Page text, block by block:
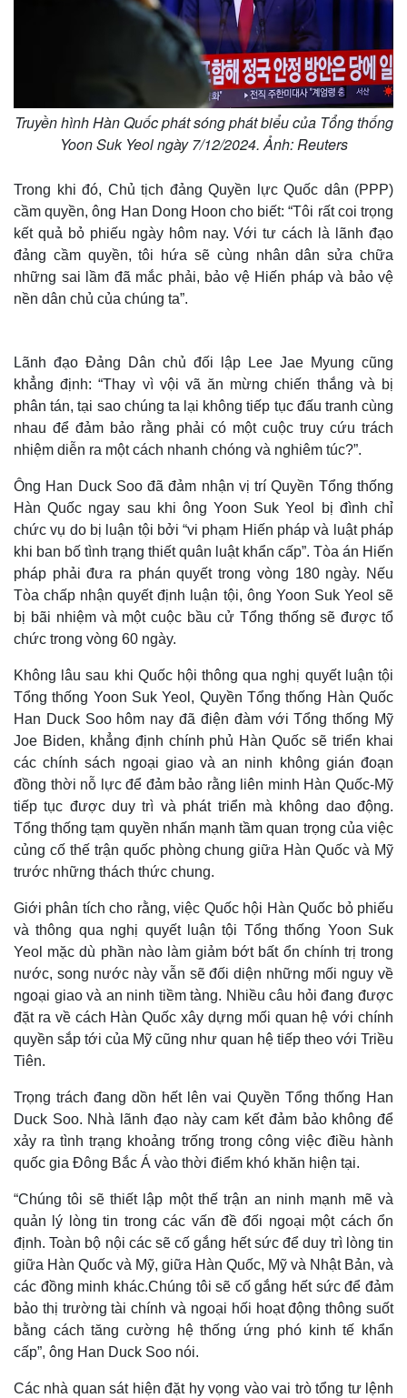
Thế giới
Quan sát
Cuộc sống đó đây
Multimedia
Video
Ảnh
E-Magazine
Infographic
Truyền hình Hàn Quốc phát sóng phát biểu của Tổng thống
Yoon Suk Yeol ngày 7/12/2024. Ảnh: Reuters
Trong khi đó, Chủ tịch đảng Quyền lực Quốc dân (PPP)
cầm quyền, ông Han Dong Hoon cho biết: “Tôi rất coi trọng
kết quả bỏ phiếu ngày hôm nay. Với tư cách là lãnh đạo
đảng cầm quyền, tôi hứa sẽ cùng nhân dân sửa chữa
những sai lầm đã mắc phải, bảo vệ Hiến pháp và bảo vệ
nền dân chủ của chúng ta”.
Lãnh đạo Đảng Dân chủ đối lập Lee Jae Myung cũng
khẳng định: “Thay vì vội vã ăn mừng chiến thắng và bị
phân tán, tại sao chúng ta lại không tiếp tục đấu tranh cùng
nhau để đảm bảo rằng phải có một cuộc truy cứu trách
nhiệm diễn ra một cách nhanh chóng và nghiêm túc?”.
Ông Han Duck Soo đã đảm nhận vị trí Quyền Tổng thống
Hàn Quốc ngay sau khi ông Yoon Suk Yeol bị đình chỉ
chức vụ do bị luận tội bởi “vi phạm Hiến pháp và luật pháp
khi ban bố tình trạng thiết quân luật khẩn cấp”. Tòa án Hiến
pháp phải đưa ra phán quyết trong vòng 180 ngày. Nếu
Tòa chấp nhận quyết định luận tội, ông Yoon Suk Yeol sẽ
bị bãi nhiệm và một cuộc bầu cử Tổng thống sẽ được tổ
chức trong vòng 60 ngày.
Không lâu sau khi Quốc hội thông qua nghị quyết luận tội
Tổng thống Yoon Suk Yeol, Quyền Tổng thống Hàn Quốc
Han Duck Soo hôm nay đã điện đàm với Tổng thống Mỹ
Joe Biden, khẳng định chính phủ Hàn Quốc sẽ triển khai
các chính sách ngoại giao và an ninh không gián đoạn
đồng thời nỗ lực để đảm bảo rằng liên minh Hàn Quốc-Mỹ
tiếp tục được duy trì và phát triển mà không dao động.
Tổng thống tạm quyền nhấn mạnh tầm quan trọng của việc
củng cố thế trận quốc phòng chung giữa Hàn Quốc và Mỹ
trước những thách thức chung.
Giới phân tích cho rằng, việc Quốc hội Hàn Quốc bỏ phiếu
và thông qua nghị quyết luận tội Tổng thống Yoon Suk
Yeol mặc dù phần nào làm giảm bớt bất ổn chính trị trong
nước, song nước này vẫn sẽ đối diện những mối nguy về
ngoại giao và an ninh tiềm tàng. Nhiều câu hỏi đang được
đặt ra về cách Hàn Quốc xây dựng mối quan hệ với chính
quyền sắp tới của Mỹ cũng như quan hệ tiếp theo với Triều
Tiên.
Trọng trách đang dồn hết lên vai Quyền Tổng thống Han
Duck Soo. Nhà lãnh đạo này cam kết đảm bảo không để
xảy ra tình trạng khoảng trống trong công việc điều hành
quốc gia Đông Bắc Á vào thời điểm khó khăn hiện tại.
“Chúng tôi sẽ thiết lập một thế trận an ninh mạnh mẽ và
quản lý lòng tin trong các vấn đề đối ngoại một cách ổn
định. Toàn bộ nội các sẽ cố gắng hết sức để duy trì lòng tin
giữa Hàn Quốc và Mỹ, giữa Hàn Quốc, Mỹ và Nhật Bản, và
các đồng minh khác.Chúng tôi sẽ cố gắng hết sức để đảm
bảo thị trường tài chính và ngoại hối hoạt động thông suốt
bằng cách tăng cường hệ thống ứng phó kinh tế khẩn
cấp”, ông Han Duck Soo nói.
Các nhà quan sát hiện đặt hy vọng vào vai trò tổng tư lệnh